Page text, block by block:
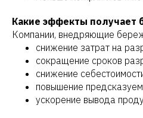
Какие эффекты получает
Компании, внедряющие
снижение затрат на
сокращение сроков
снижение
повышение
ускорение вывода